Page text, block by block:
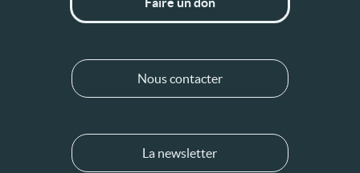
Nous contacter
La newsletter